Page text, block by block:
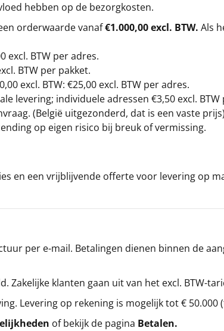
hebben op de bezorgkosten.
orderwaarde vanaf€1.000,00 excl. BTW. Als
excl. BTW per adres.
BTW per pakket.
excl. BTW: €25,00 excl. BTW per adres.
levering; individuele adressen €3,50 excl. BTW
(België uitgezonderd, dat is een vaste
op eigen risico bij breuk of vermissing.
en een vrijblijvende offerte voor levering op
per e-mail. Betalingen dienen binnen de
Zakelijke klanten gaan uit van het excl. BTW-
Levering op rekening is mogelijk tot €
of bekijk de pagina Betalen.